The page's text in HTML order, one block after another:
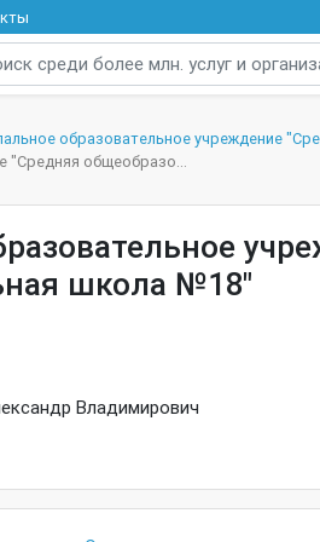
образовательное учреждение
"Средняя общеобразо...
школа №18"
Владимирович